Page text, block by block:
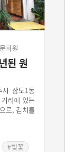
화원
된 원
시 삼도1동
리에 있는
로, 김치를
판매하며,
가게다.
#벚꽃